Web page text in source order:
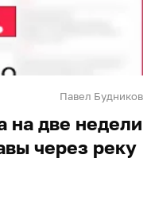
Павел Будников
на две недели
через реку